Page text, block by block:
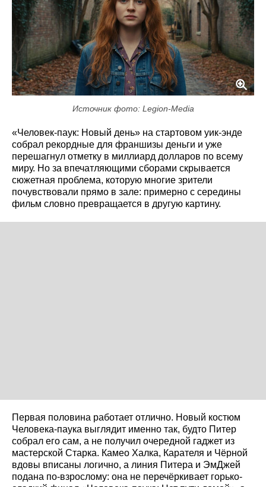
Источник фото: Legion-Media
«Человек-паук: Новый день» на стартовом уик-энде
собрал рекордные для франшизы деньги и уже
перешагнул отметку в миллиард долларов по всему
миру. Но за впечатляющими сборами скрывается
сюжетная проблема, которую многие зрители
почувствовали прямо в зале: примерно с середины
фильм словно превращается в другую картину.
Первая половина работает отлично. Новый костюм
Человека-паука выглядит именно так, будто Питер
собрал его сам, а не получил очередной гаджет из
мастерской Старка. Камео Халка, Карателя и Чёрной
вдовы вписаны логично, а линия Питера и ЭмДжей
подана по-взрослому: она не перечёркивает горько-